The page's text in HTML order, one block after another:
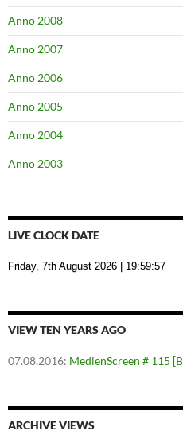
Anno 2008
Anno 2007
Anno 2006
Anno 2005
Anno 2004
Anno 2003
LIVE CLOCK DATE
Friday, 7th August 2026 | 19:59:58
VIEW TEN YEARS AGO
07.08.2016: MedienScreen # 115
ARCHIVE VIEWS